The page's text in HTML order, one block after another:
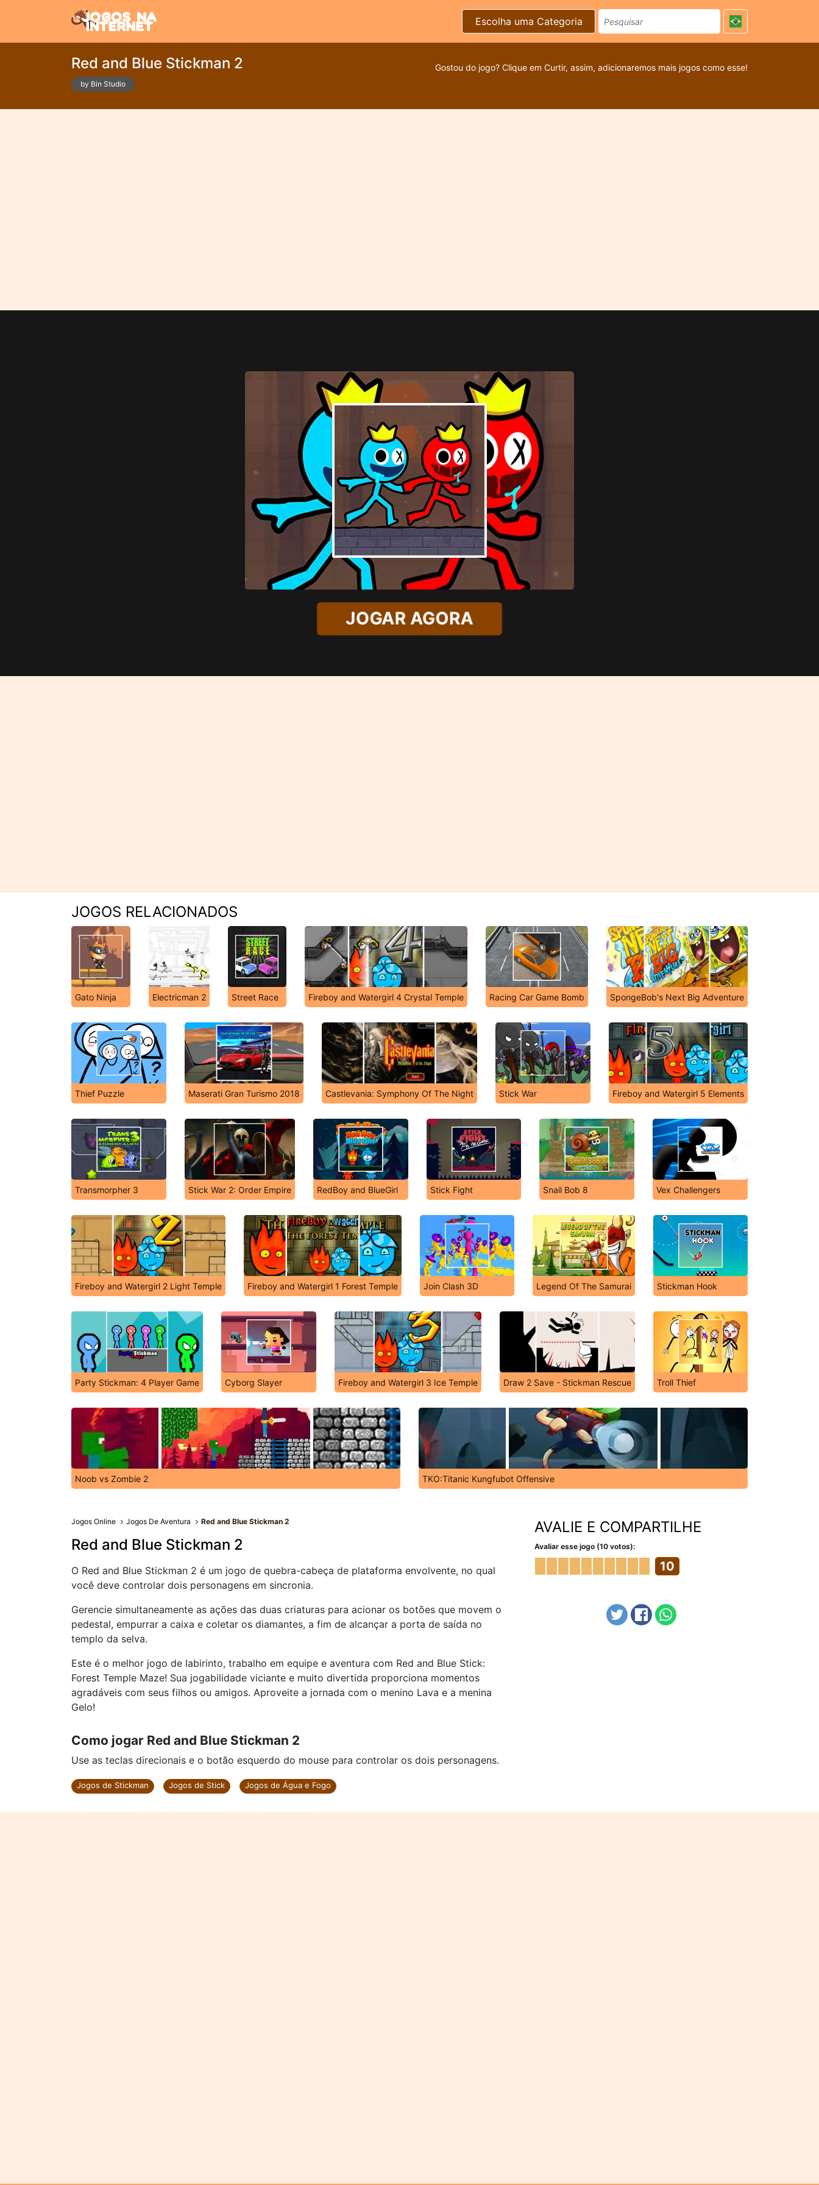
Escolha uma Categoria
Red and Blue Stickman 2
by Bin Studio
Gostou do jogo? Clique em Curtir, assim, adicionaremos mais jogos como esse!
JOGAR AGORA
JOGOS RELACIONADOS
Gato Ninja Electricman 2 Street Race Fireboy and Watergirl 4 Crystal Temple Racing Car Game Bomb SpongeBob's Next Big Adventure
Thief Puzzle Maserati Gran Turismo 2018 Castlevania: Symphony Of The Night Stick War Fireboy and Watergirl 5 Elements
Transmorpher 3 Stick War 2: Order Empire RedBoy and BlueGirl Stick Fight Snail Bob 8 Vex Challengers
Fireboy and Watergirl 2 Light Temple Fireboy and Watergirl 1 Forest Temple Join Clash 3D Legend Of The Samurai Stickman Hook
Party Stickman: 4 Player Game Cyborg Slayer Fireboy and Watergirl 3 Ice Temple Draw 2 Save - Stickman Rescue Troll Thief
Noob vs Zombie 2 TKO:Titanic Kungfubot Offensive
Jogos Online Jogos De Aventura Red and Blue Stickman 2
Red and Blue Stickman 2
O Red and Blue Stickman 2 é um jogo de quebra-cabeça de plataforma envolvente, no qual
você deve controlar dois personagens em sincronia.
Gerencie simultaneamente as ações das duas criaturas para acionar os botões que movem o
pedestal, empurrar a caixa e coletar os diamantes, a fim de alcançar a porta de saída no
templo da selva.
Este é o melhor jogo de labirinto, trabalho em equipe e aventura com Red and Blue Stick:
Forest Temple Maze! Sua jogabilidade viciante e muito divertida proporciona momentos
agradáveis com seus filhos ou amigos. Aproveite a jornada com o menino Lava e a menina
Gelo!
Como jogar Red and Blue Stickman 2
Use as teclas direcionais e o botão esquerdo do mouse para controlar os dois personagens.
Jogos de Stickman Jogos de Stick Jogos de Água e Fogo
AVALIE E COMPARTILHE
Avaliar esse jogo (10 votos):
10